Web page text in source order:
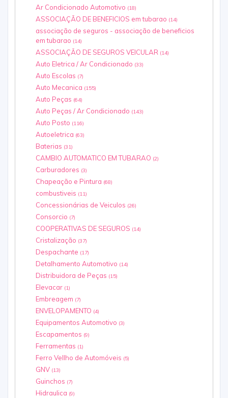
Ar Condicionado Automotivo (18)
ASSOCIAÇÃO DE BENEFICIOS em tubarao (14)
associação de seguros - associação de beneficios
em tubarao (14)
ASSOCIAÇÃO DE SEGUROS VEICULAR (14)
Auto Eletrica / Ar Condicionado (33)
Auto Escolas (7)
Auto Mecanica (155)
Auto Peças (64)
Auto Peças / Ar Condicionado (143)
Auto Posto (116)
Autoeletrica (63)
Baterias (31)
CAMBIO AUTOMATICO EM TUBARAO (2)
Carburadores (3)
Chapeação e Pintura (68)
combustiveis (11)
Concessionárias‎ de Veiculos (26)
Consorcio (7)
COOPERATIVAS DE SEGUROS (14)
Cristalização (37)
Despachante (17)
Detalhamento Automotivo (14)
Distribuidora de Peças (15)
Elevacar (1)
Embreagem (7)
ENVELOPAMENTO (4)
Equipamentos Automotivo (3)
Escapamentos (9)
Ferramentas (1)
Ferro Vellho de Automóveis (5)
GNV (13)
Guinchos (7)
Hidraulica (9)